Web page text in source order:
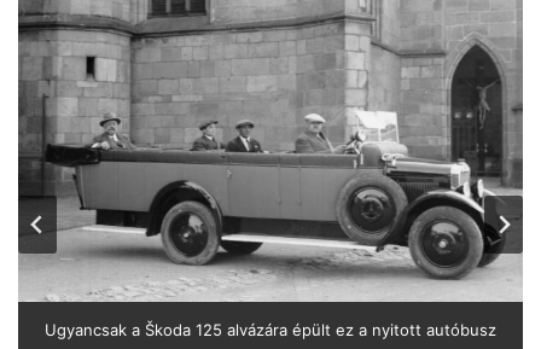
A legelső Sodomka autóbusz egy Škoda 125 teherautó alvázára
Ugyancsak a Škoda 125 alvázára épült ez a nyitott autóbusz
Egy 6×4-es hajtásképletű Tatra 82 alvázára karosszálta 1937-
A gyönyörű, áramvonalas Škoda 606 DN autóbuszt egy
A közkedvelt Praga NDO autóbusz érdekességét az
Az 1948-ban megálmodott, 6×4-es hajtásképletű, V8-as,
Az alapos és kimerítő teszteléseket követően két Karosa T 500